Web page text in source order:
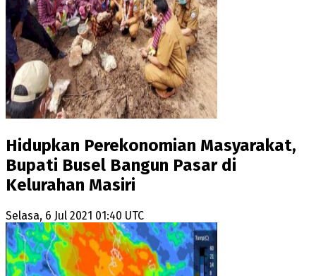
Hidupkan Perekonomian Masyarakat,
Bupati Busel Bangun Pasar di
Kelurahan Masiri
Selasa, 6 Jul 2021 01:40 UTC